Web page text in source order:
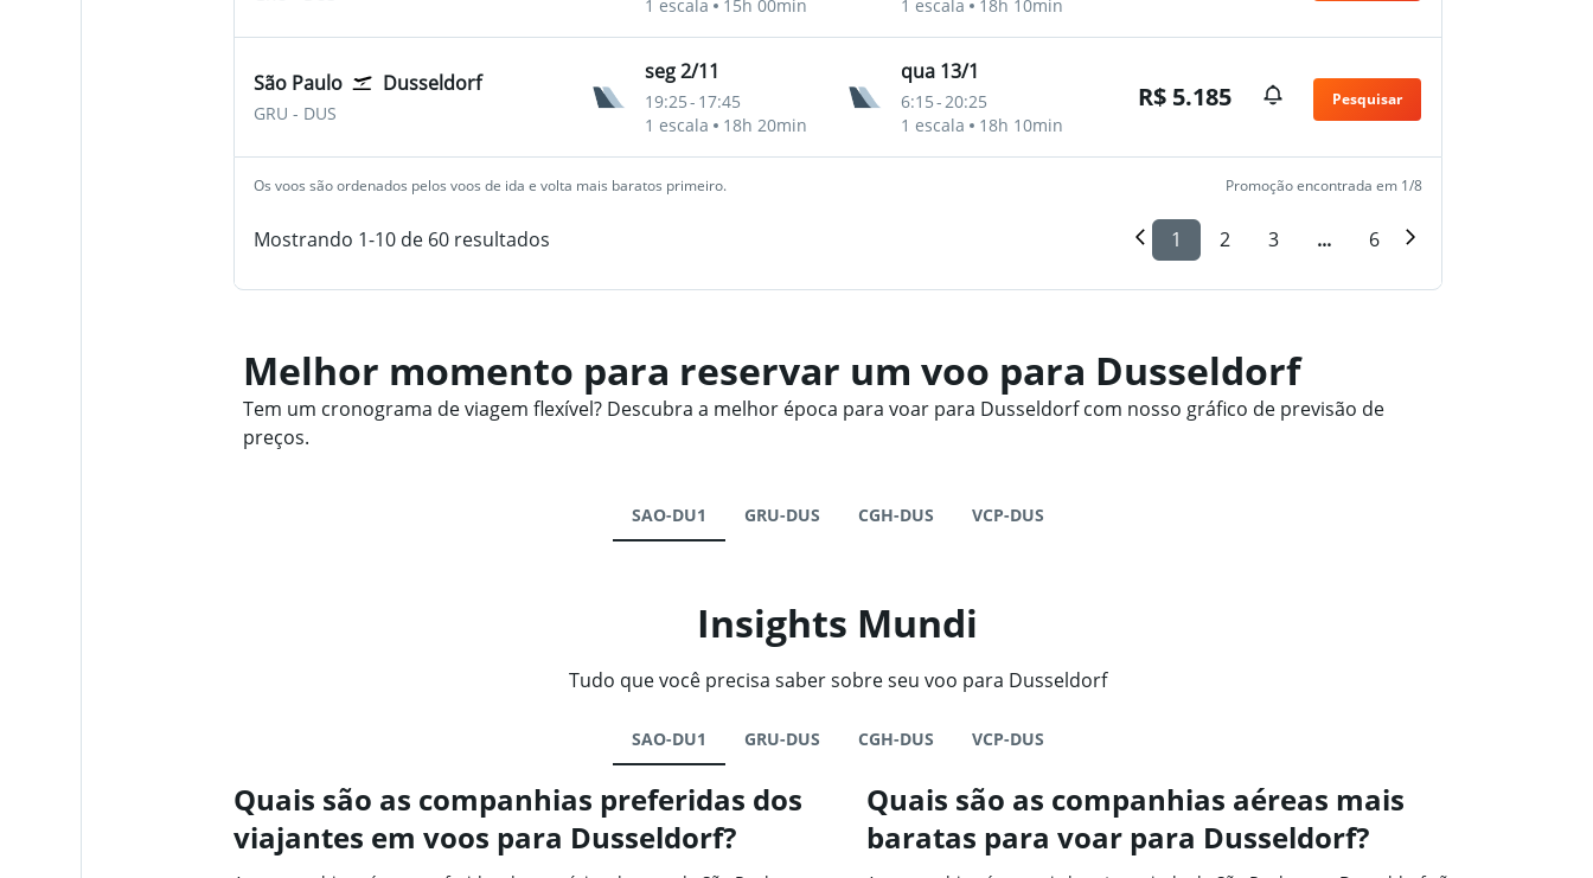
1 escala
15h 00min
1 escala
18h 10min
São Paulo Dusseldorf
GRU São Paulo-Guarulhos
- DUS Dusseldorf Düsseldorf Internacional
seg 2/11
19:25- 17:45
1 escala
18h 20min
qua 13/1
6:15-20:25
1 escala
18h 10min
R$ 5.185 Pesquisar
Os voos são ordenados pelos voos de ida e volta mais baratos primeiro. Promoção encontrada em 1/8
Mostrando 1-10 de 60 resultados 1 2 3 ... 6
Melhor momento para reservar um voo para Dusseldorf
Tem um cronograma de viagem flexível? Descubra a melhor época para voar para Dusseldorf com nosso gráfico de previsão de
preços.
SAO-DU1 GRU-DUS CGH-DUS VCP-DUS
Insights Mundi
Tudo que você precisa saber sobre seu voo para Dusseldorf
SAO-DU1 GRU-DUS CGH-DUS VCP-DUS
Quais são as companhias preferidas dos
viajantes em voos para Dusseldorf?
Quais são as companhias aéreas mais
baratas para voar para Dusseldorf?